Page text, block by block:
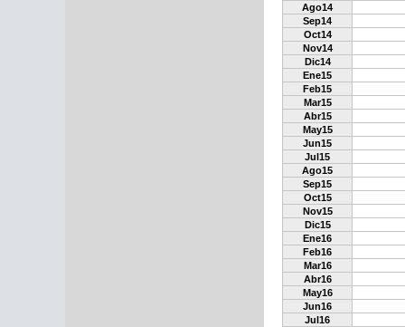
Ago14
Sep14
Oct14
Nov14
Dic14
Ene15
Feb15
Mar15
Abr15
May15
Jun15
Jul15
Ago15
Sep15
Oct15
Nov15
Dic15
Ene16
Feb16
Mar16
Abr16
May16
Jun16
Jul16